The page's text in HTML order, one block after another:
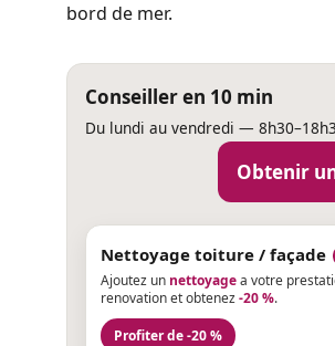
bord de mer.
Conseiller en 10 min
Du lundi au vendredi —
Obtenir
Nettoyage toiture / façade
Ajoutez un nettoyagea votre
renovation et obtenez-20 %.
Profiter de -20 %